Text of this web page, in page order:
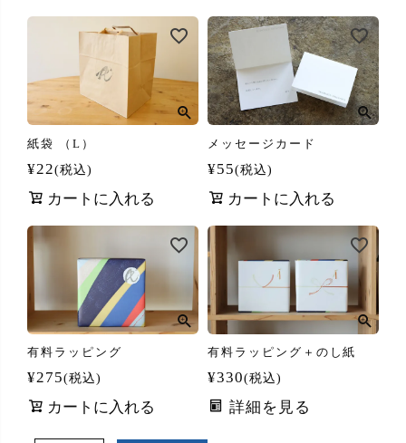
紙袋 （L）
¥22 税込
カートに入れる
メッセージカード
¥55 税込
カートに入れる
有料ラッピング
¥275 税込
カートに入れる
有料ラッピング＋のし紙
¥330 税込
詳細を見る